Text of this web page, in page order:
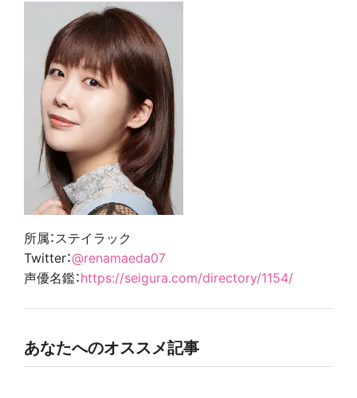
所属：ステイラック
Twitter：@renamaeda07
声優名鑑：https://seigura.com/directory/1154/
あなたへのオススメ記事